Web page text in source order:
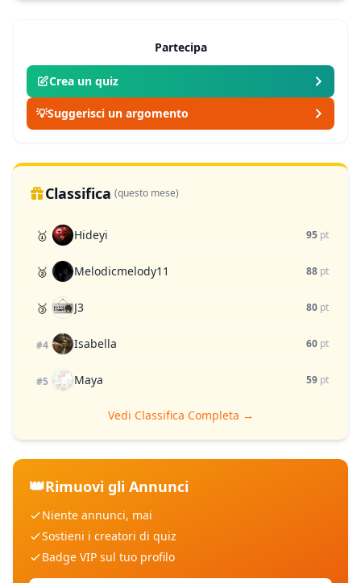
Partecipa
Crea un quiz
💡Suggerisci un argomento
Classifica (questo mese)
🥇 Hideyi 95 pt
🥈 Melodicmelody11 88 pt
🥉 J3 80 pt
#4 Isabella 60 pt
#5 Maya 59 pt
Vedi Classifica Completa →
👑Rimuovi gli Annunci
Niente annunci, mai
Sostieni i creatori di quiz
Badge VIP sul tuo profilo